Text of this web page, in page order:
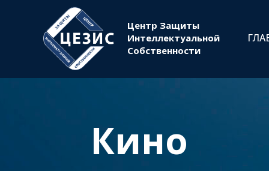
Центр Защиты
Интеллектуальной
Собственности
Кино